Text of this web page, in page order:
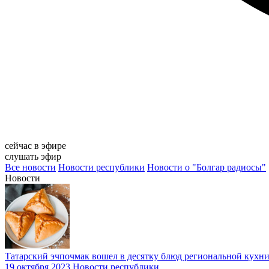
сейчас в эфире
слушать эфир
Все новости Новости республики Новости о "Болгар радиосы"
Новости
Татарский эчпочмак вошел в десятку блюд региональной